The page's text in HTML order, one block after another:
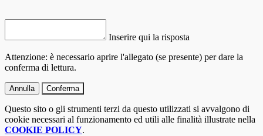
Inserire qui la risposta
Attenzione: è necessario aprire l'allegato (se presente) per dare la
conferma di lettura.
Annulla Conferma
Questo sito o gli strumenti terzi da questo utilizzati si avvalgono di
cookie necessari al funzionamento ed utili alle finalità illustrate nella
COOKIE POLICY.